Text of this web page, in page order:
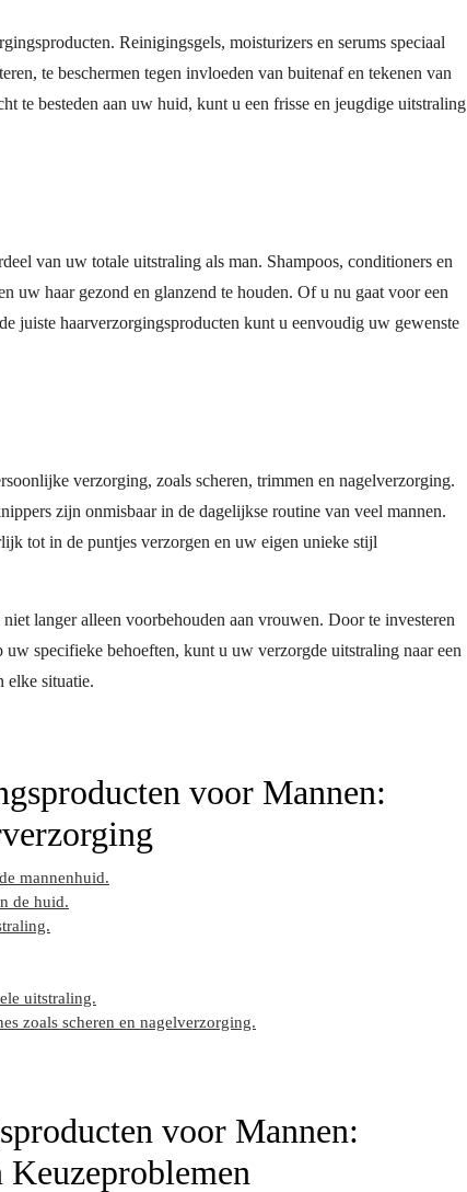
Reinigingsgels, moisturizers en serums speciaal
te beschermen tegen invloeden van buitenaf en tekenen van
te besteden aan uw huid, kunt u een frisse en jeugdige uitstraling
van uw totale uitstraling als man. Shampoos, conditioners en
uw haar gezond en glanzend te houden. Of u nu gaat voor een
juiste haarverzorgingsproducten kunt u eenvoudig uw gewenste
verzorging, zoals scheren, trimmen en nagelverzorging.
zijn onmisbaar in de dagelijkse routine van veel mannen.
tot in de puntjes verzorgen en uw eigen unieke stijl
langer alleen voorbehouden aan vrouwen. Door te investeren
specifieke behoeften, kunt u uw verzorgde uitstraling naar een
elke situatie.
voor Mannen:
mannenhuid.
de huid.
uitstraling.
zoals scheren en nagelverzorging.
voor Mannen: